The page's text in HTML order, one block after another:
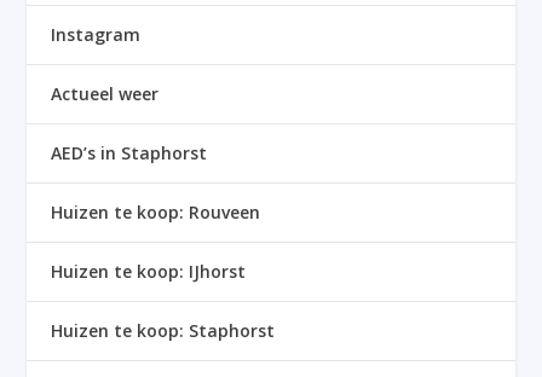
Instagram
Actueel weer
AED’s in Staphorst
Huizen te koop: Rouveen
Huizen te koop: IJhorst
Huizen te koop: Staphorst